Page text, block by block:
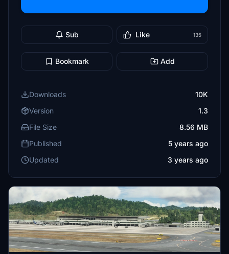
Sub Like 135
Bookmark Add
Downloads
10K
Version
1.3
File Size
8.56 MB
Published
5 years ago
Updated
3 years ago